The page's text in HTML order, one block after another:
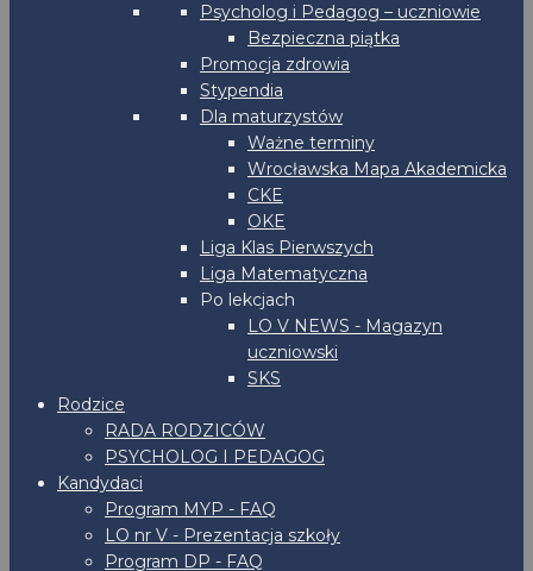
Psycholog i Pedagog – uczniowie
Bezpieczna piątka
Promocja zdrowia
Stypendia
Dla maturzystów
Ważne terminy
Wrocławska Mapa Akademicka
CKE
OKE
Liga Klas Pierwszych
Liga Matematyczna
Po lekcjach
LO V NEWS - Magazyn
uczniowski
SKS
Rodzice
RADA RODZICÓW
PSYCHOLOG I PEDAGOG
Kandydaci
Program MYP - FAQ
LO nr V - Prezentacja szkoły
Program DP - FAQ